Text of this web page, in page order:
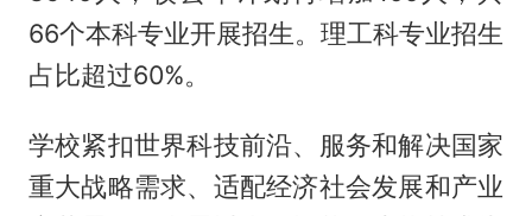
66个本科专业开展招生。理工科专业招生
占比超过60%。
学校紧扣世界科技前沿、服务和解决国家
重大战略需求、适配经济社会发展和产业